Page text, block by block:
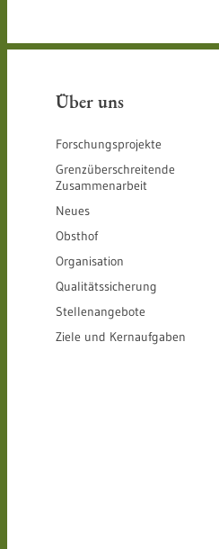
Über uns
Forschungsprojekte
Grenzüberschreitende
Zusammenarbeit
Neues
Obsthof
Organisation
Qualitätssicherung
Stellenangebote
Ziele und Kernaufgaben